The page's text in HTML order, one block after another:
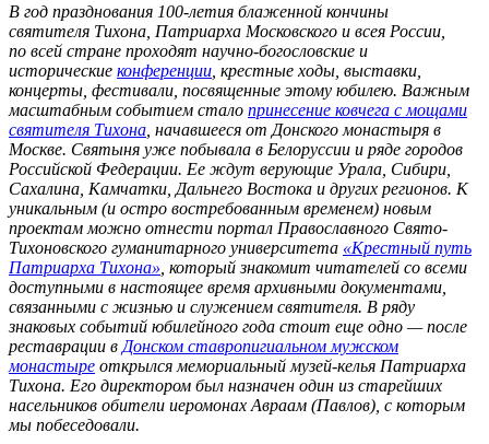
В год празднования 100-летия блаженной кончины
святителя Тихона, Патриарха Московского и всея России,
по всей стране проходят научно-богословские и
исторические конференции , крестные ходы, выставки,
концерты, фестивали, посвященные этому юбилею. Важным
масштабным событием стало принесение ковчега с мощами
святителя Тихона , начавшееся от Донского монастыря в
Москве. Святыня уже побывала в Белоруссии и ряде городов
Российской Федерации. Ее ждут верующие Урала, Сибири,
Сахалина, Камчатки, Дальнего Востока и других регионов. К
уникальным (и остро востребованным временем) новым
проектам можно отнести портал Православного Свято-
Тихоновского гуманитарного университета «Крестный путь
Патриарха Тихона» , который знакомит читателей со всеми
доступными в настоящее время архивными документами,
связанными с жизнью и служением святителя. В ряду
знаковых событий юбилейного года стоит еще одно — после
реставрации в Донском ставропигиальном мужском
монастыре открылся мемориальный музей-келья Патриарха
Тихона. Его директором был назначен один из старейших
насельников обители иеромонах Авраам (Павлов), с которым
мы побеседовали.